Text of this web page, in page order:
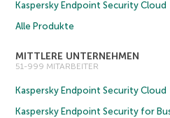
Kaspersky Endpoint Security Cloud
Alle Produkte
MITTLERE UNTERNEHMEN
51-999 MITARBEITER
Kaspersky Endpoint Security Cloud
Kaspersky Endpoint Security for